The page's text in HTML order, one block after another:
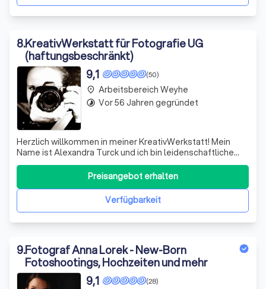
8.KreativWerkstatt für Fotografie UG
(haftungsbeschränkt)
(50)
9,1
Herzlich willkommen in meiner KreativWerkstatt! Mein
Name ist Alexandra Turck und ich bin leidenschaftliche
Fotografin. Seit über 21 Jahren halte ich die schönsten
Momente im Leben meiner Kunden fest - von Hochzeiten
bis hin zu Babybäuchen. Jedes Shooting ist für mich
einzigartig und aufregend, und
Verfügbarkeit
Preisangebot erhalten
place Arbeitsbereich Weyhe
timelapse Vor 56 Jahren gegründet
9.Fotograf Anna Lorek - New-Born
Fotoshootings, Hochzeiten und mehr
(28)
9,1